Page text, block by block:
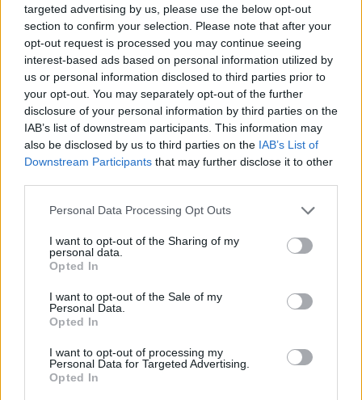
targeted advertising by us, please use the below opt-out
section to confirm your selection. Please note that after your
opt-out request is processed you may continue seeing
interest-based ads based on personal information utilized by
us or personal information disclosed to third parties prior to
your opt-out. You may separately opt-out of the further
disclosure of your personal information by third parties on the
IAB’s list of downstream participants. This information may
also be disclosed by us to third parties on the IAB’s List of
Downstream Participants that may further disclose it to other
Personal Data Processing Opt Outs
I want to opt-out of the Sharing of my
personal data.
Opted In
I want to opt-out of the Sale of my
Personal Data.
Opted In
I want to opt-out of processing my
Personal Data for Targeted Advertising.
Opted In
tmerri
Shtuar
8.10.2024 09:10
Tags:
5 ditëshe